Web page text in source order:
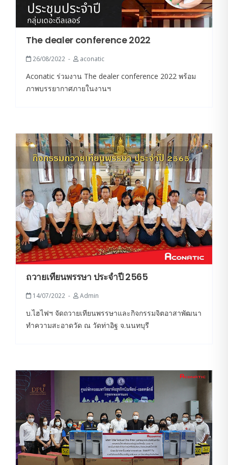
The dealer conference 2022
26/08/2022 aconatic
Aconatic ร่วมงาน The dealer conference 2022 พร้อม
ภาพบรรยากาศภายในงานฯ
ถวายเทียนพรรษา ประจำปี 2565
14/07/2022 Admin
บ.ไฮไฟฯ จัดถวายเทียนพรรษาและกิจกรรมจิตอาสาพัฒนา
ทำความสะอาดวัด ณ วัดท่าอิฐ จ.นนทบุรี